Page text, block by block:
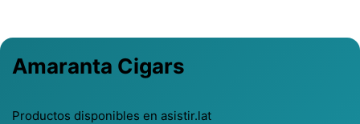
Amaranta Cigars
Productos disponibles en asistir.lat